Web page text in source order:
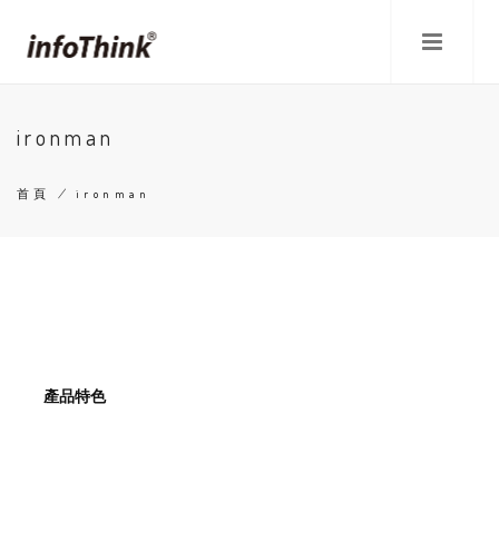
ironman
首頁 /ironman
產品特色